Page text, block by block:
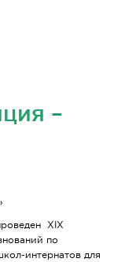
–
XIX
по
интернатов для